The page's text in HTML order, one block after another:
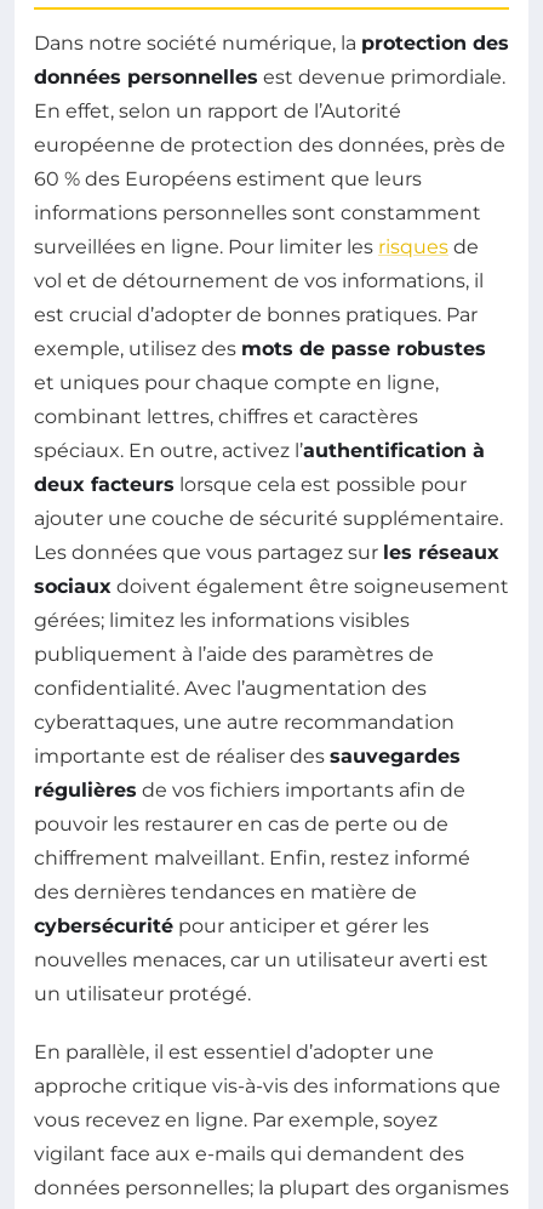
Dans notre société numérique, la protection des
données personnelles est devenue primordiale.
En effet, selon un rapport de l’Autorité
européenne de protection des données, près de
60 % des Européens estiment que leurs
informations personnelles sont constamment
surveillées en ligne. Pour limiter les risques de
vol et de détournement de vos informations, il
est crucial d’adopter de bonnes pratiques. Par
exemple, utilisez des mots de passe robustes
et uniques pour chaque compte en ligne,
combinant lettres, chiffres et caractères
spéciaux. En outre, activez l’authentification à
deux facteurs lorsque cela est possible pour
ajouter une couche de sécurité supplémentaire.
Les données que vous partagez sur les réseaux
sociaux doivent également être soigneusement
gérées; limitez les informations visibles
publiquement à l’aide des paramètres de
confidentialité. Avec l’augmentation des
cyberattaques, une autre recommandation
importante est de réaliser des sauvegardes
régulières de vos fichiers importants afin de
pouvoir les restaurer en cas de perte ou de
chiffrement malveillant. Enfin, restez informé
des dernières tendances en matière de
cybersécurité pour anticiper et gérer les
nouvelles menaces, car un utilisateur averti est
un utilisateur protégé.
En parallèle, il est essentiel d’adopter une
approche critique vis-à-vis des informations que
vous recevez en ligne. Par exemple, soyez
vigilant face aux e-mails qui demandent des
données personnelles; la plupart des organismes